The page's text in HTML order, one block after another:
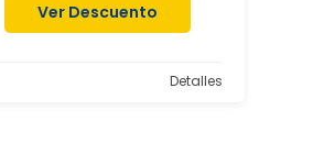
Ver Descuento
Detalles